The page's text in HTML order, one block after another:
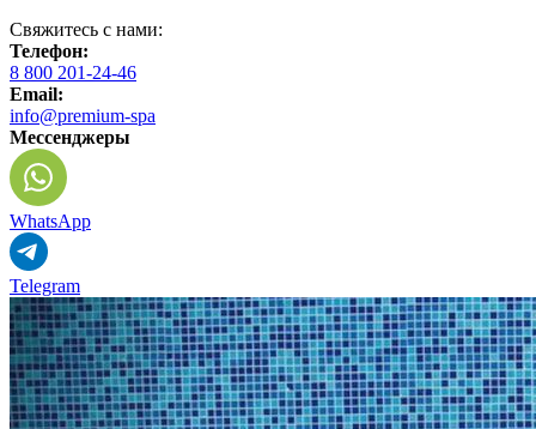
Свяжитесь с нами:
Телефон:
8 800 201-24-46
Email:
info@premium-spa
Мессенджеры
WhatsApp
Telegram